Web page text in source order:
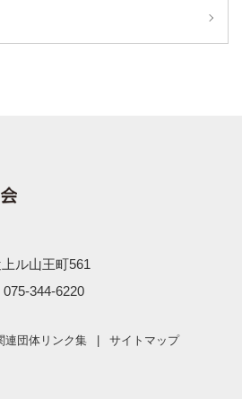
ル山王町561
344-6220
連団体リンク集 サイトマップ